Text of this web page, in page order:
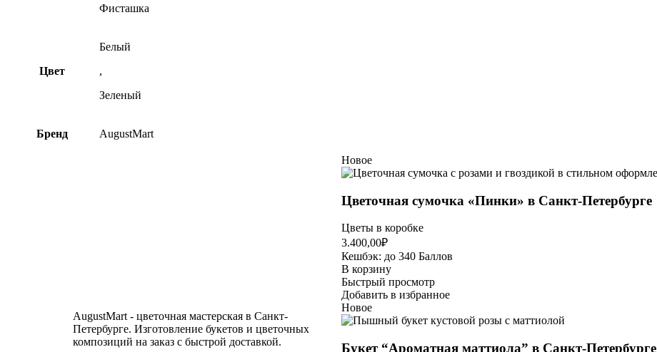
Фисташка
Цвет
Белый
,
Зеленый
Бренд AugustMart
AugustMart - цветочная мастерская в Санкт-
Петербурге. Изготовление букетов и цветочных
композиций на заказ c быстрой доставкой.
Новое
Цветочная сумочка «Пинки» в Санкт-Петербурге
Цветы в коробке
3.400,00₽
Кешбэк: до 340 Баллов
В корзину
Быстрый просмотр
Добавить в избранное
Новое
Букет “Ароматная маттиола” в Санкт-Петербурге